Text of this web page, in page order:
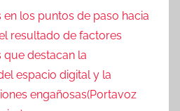
los puntos de paso hacia
resultado de factores
que destacan la
espacio digital y la
engañosas(Portavoz